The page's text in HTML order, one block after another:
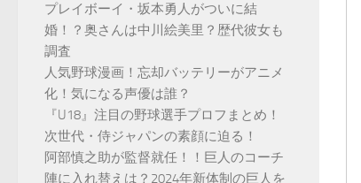
プレイボーイ・坂本勇人がついに結
婚！？奥さんは中川絵美里？歴代彼女も
調査
人気野球漫画！忘却バッテリーがアニメ
化！気になる声優は誰？
『U18』注目の野球選手プロフまとめ！
次世代・侍ジャパンの素顔に迫る！
阿部慎之助が監督就任！！巨人のコーチ
陣に入れ替えは？2024年新体制の巨人を